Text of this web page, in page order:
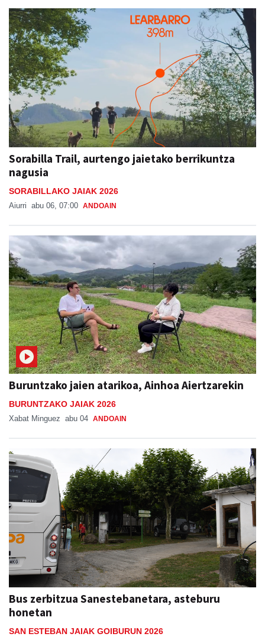
Sorabilla Trail, aurtengo jaietako berrikuntza
nagusia
SORABILLAKO JAIAK 2026
Aiurri abu 06, 07:00 ANDOAIN
Buruntzako jaien atarikoa, Ainhoa Aiertzarekin
BURUNTZAKO JAIAK 2026
Xabat Minguez abu 04 ANDOAIN
Bus zerbitzua Sanestebanetara, asteburu
honetan
SAN ESTEBAN JAIAK GOIBURUN 2026